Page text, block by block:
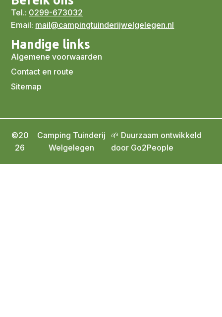
Tel.: 0299-673032
Email: mail@campingtuinderijwelgelegen.nl
Handige links
Algemene voorwaarden
Contact en route
Sitemap
©20
26
Camping Tuinderij
Welgelegen
🌱 Duurzaam ontwikkeld
door Go2People